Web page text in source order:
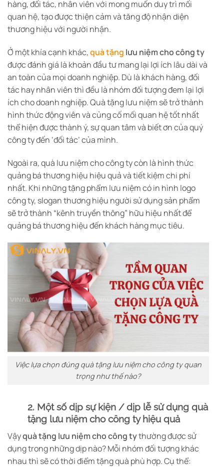
hàng, đối tác, nhân viên với mong muốn duy trì mối
quan hệ, tạo được thiện cảm và tăng độ nhận diện
thương hiệu với người nhận.
Ở một khía cạnh khác,quà tặng lưu niệm cho công ty
được đánh giá là khoản đầu tư mang lại lợi ích lâu dài và
an toàn của mọi doanh nghiệp. Dù là khách hàng, đối
tác hay nhân viên thì đều là nhóm đối tượng đem lại lợi
ích cho doanh nghiệp. Quà tặng lưu niệm sẽ trở thành
hình thức động viên và củng cố mối quan hệ tốt nhất
thể hiện được thành ý, sự quan tâm và biết ơn của quý
công ty đến ‘đối tác’ của mình.
Ngoài ra, quà lưu niệm cho công ty còn là hình thức
quảng bá thương hiệu hiệu quả và tiết kiệm chi phí
nhất. Khi những tặng phẩm lưu niệm có in hình logo
công ty, slogan thương hiệu người sử dụng sản phẩm
sẽ trở thành “kênh truyền thông” hữu hiệu nhất để
quảng bá thương hiệu đến khách hàng mục tiêu.
Việc lựa chọn đúng quà tặng lưu niệm cho công ty quan
trọng như thế nào?
2. Một số dịp sự kiện / dịp lễ sử dụng quà
tặng lưu niệm cho công ty hiệu quả
Vậyquà tặng lưu niệm cho công tythường được sử
dụng trong những dịp nào? Mỗi nhóm đối tượng khác
nhau thì sẽ có thời điểm tặng quà phù hợp. Cụ thể: